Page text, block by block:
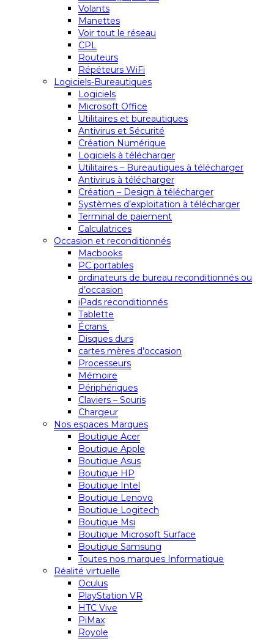
Volants
Manettes
Voir tout le réseau
CPL
Routeurs
Répéteurs WiFi
Logiciels-Bureautiques
Logiciels
Microsoft Office
Utilitaires et bureautiques
Antivirus et Sécurité
Création Numérique
Logiciels à télécharger
Utilitaires – Bureautiques à télécharger
Antivirus à télécharger
Création – Design à télécharger
Systèmes d’exploitation à télécharger
Terminal de paiement
Calculatrices
Occasion et reconditionnés
Macbooks
PC portables
ordinateurs de bureau reconditionnés ou
d’occasion
iPads reconditionnés
Tablette
Écrans
Disques durs
cartes mères d’occasion
Processeurs
Mémoire
Périphériques
Claviers – Souris
Chargeur
Nos espaces Marques
Boutique Acer
Boutique Apple
Boutique Asus
Boutique HP
Boutique Intel
Boutique Lenovo
Boutique Logitech
Boutique Msi
Boutique Microsoft Surface
Boutique Samsung
Toutes nos marques Informatique
Réalité virtuelle
Oculus
PlayStation VR
HTC Vive
PiMax
Royole